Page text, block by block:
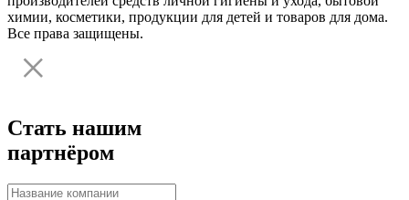
химии, косметики, продукции для детей и товаров для дома.
Все права защищены.
Стать нашим
партнёром